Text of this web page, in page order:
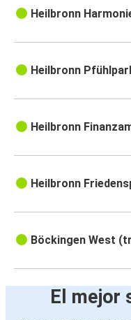
Heilbronn
Heilbronn
Heilbronn
Heilbronn
Böckingen West
El mejor